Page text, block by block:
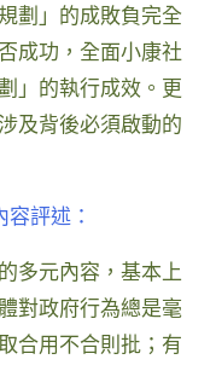
劃」的成敗負完全
成功，全面小康社
」的執行成效。更
及背後必須啟動的
評述：
多元內容，基本上
對政府行為總是毫
合用不合則批；有